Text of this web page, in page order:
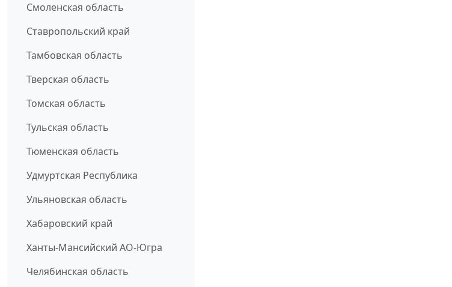
Смоленская область
Ставропольский край
Тамбовская область
Тверская область
Томская область
Тульская область
Тюменская область
Удмуртская Республика
Ульяновская область
Хабаровский край
Ханты-Мансийский АО-Югра
Челябинская область